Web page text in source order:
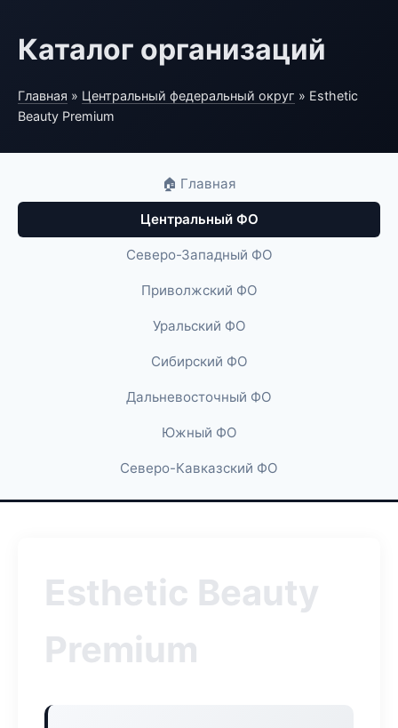
Каталог организаций
Главная » Центральный федеральный округ » Esthetic
Beauty Premium
🏠 Главная
Центральный ФО
Северо-Западный ФО
Приволжский ФО
Уральский ФО
Сибирский ФО
Дальневосточный ФО
Южный ФО
Северо-Кавказский ФО
Esthetic Beauty
Premium